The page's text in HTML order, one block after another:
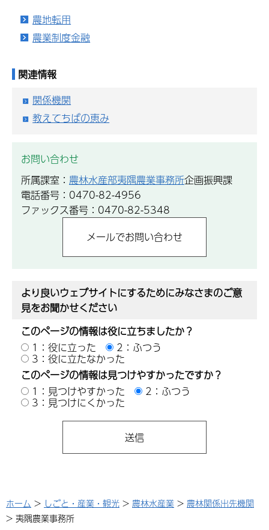
農地転用
農業制度金融
関連情報
関係機関
教えてちばの恵み
お問い合わせ
所属課室： 農林水産部夷隅農業事務所企画振興課
電話番号：0470-82-4956
ファックス番号：0470-82-5348
より良いウェブサイトにするためにみなさまのご意
見をお聞かせください
このページの情報は役に立ちましたか？
1：役に立った
2：ふつう
3：役に立たなかった
このページの情報は見つけやすかったですか？
1：見つけやすかった
2：ふつう
3：見つけにくかった
ホーム > しごと・産業・観光 > 農林水産業 > 農林関係出先機関
> 夷隅農業事務所